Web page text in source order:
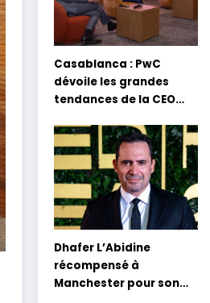
Casablanca : PwC
dévoile les grandes
tendances de la CEO
Dhafer L’Abidine
récompensé à
Manchester pour son